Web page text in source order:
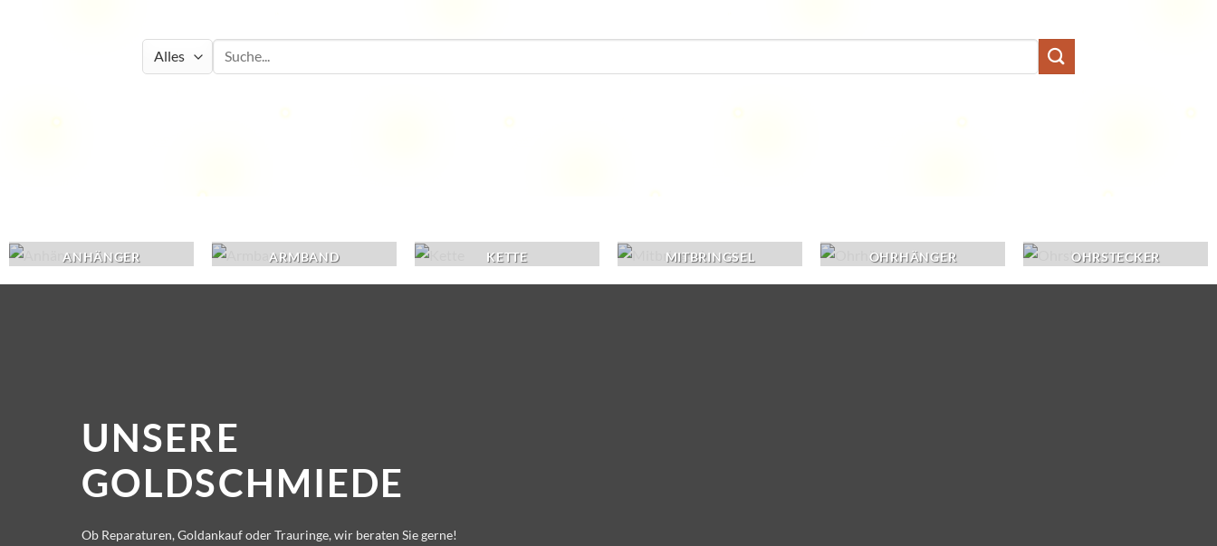
Suchen
nach:
ANHÄNGER ARMBAND KETTE MITBRINGSEL OHRHÄNGER OHRSTECKER
UNSERE
GOLDSCHMIEDE
Ob Reparaturen, Goldankauf oder Trauringe, wir beraten Sie gerne!